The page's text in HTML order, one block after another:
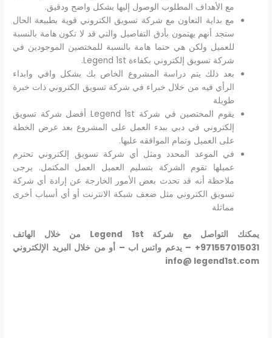
مع الأهداف المطلوب الوصول إليها بشكل واضح ودقيق.
مع بداية التعاون مع شركة تسويق الكتروني قوية بطبيعة الحال
ستجد أنهم يهتمون بأدق التفاصيل والتي قد لا تكون هامة بالنسبة
للعميل ولكن هي حتما هامة بالنسبة للمختصين الموجودين في
شركة تسويق إلكتروني بكفاءة Legend 1st.
بعد ذلك يتم دراسة المشروع الخاص بك بشكل وافي وابداء
الرأي فيه من خلال خبراء في شركة تسويق الكتروني ذات خبرة
طويلة
يقوم المختصين في شركة Legend 1st أفضل شركة تسويق
إلكتروني في دبي ببدء العمل على المشروع بعد عرض الخطة
على العميل وتمام الموافقه عليها.
في الموعد المحدد ومثل أي شركة تسويق إلكتروني تحترم
عميلها تقوم الشركة بتسليم العميل العمل المكتمل. يرجى
ملاحظة أنه قد تحدث بعض الأمور الخارجة عن إرادة أي شركة
تسويق الكتروني مثل ضعف شبكة الانترنت أو أي أسباب أخرى
مماثلة
يمكنك التواصل مع شركة Legend 1st من خلال الهاتف
971557015031+
– يدعم واتس اب – أو من خلال البريد الإلكتروني
info@ legend1st.com